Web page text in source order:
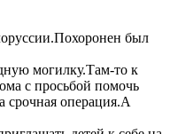
был
могилку.Там-то к
с просьбой помочь
срочная операция.А